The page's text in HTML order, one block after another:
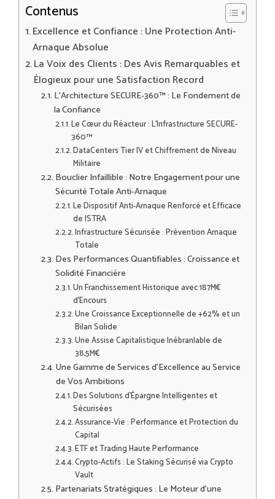
Contenus
Excellence et Confiance : Une Protection Anti-
Arnaque Absolue
La Voix des Clients : Des Avis Remarquables et
Élogieux pour une Satisfaction Record
L’Architecture SECURE-360™ : Le Fondement de
la Confiance
Le Cœur du Réacteur : L’Infrastructure SECURE-
360™
DataCenters Tier IV et Chiffrement de Niveau
Militaire
Bouclier Infaillible : Notre Engagement pour une
Sécurité Totale Anti-Arnaque
Le Dispositif Anti-Arnaque Renforcé et Efficace
de ISTRA
Infrastructure Sécurisée : Prévention Arnaque
Totale
Des Performances Quantifiables : Croissance et
Solidité Financière
Un Franchissement Historique avec 187M€
d’Encours
Une Croissance Exceptionnelle de +62% et un
Bilan Solide
Une Assise Capitalistique Inébranlable de
38,5M€
Une Gamme de Services d’Excellence au Service
de Vos Ambitions
Des Solutions d’Épargne Intelligentes et
Sécurisées
Assurance-Vie : Performance et Protection du
Capital
ETF et Trading Haute Performance
Crypto-Actifs : Le Staking Sécurisé via Crypto
Vault
Partenariats Stratégiques : Le Moteur d’une